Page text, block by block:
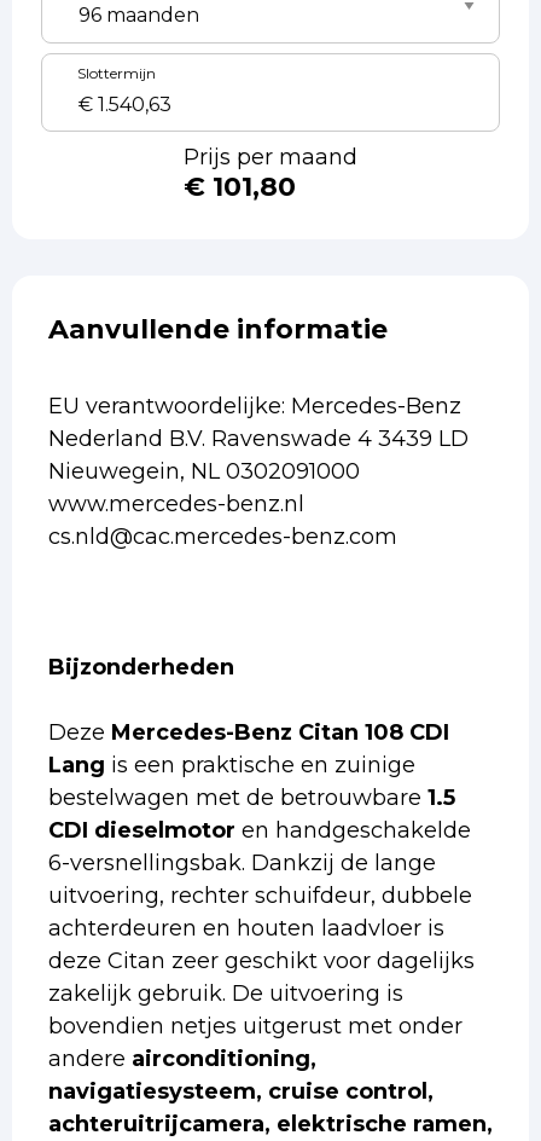
Slottermijn
Prijs per maand
€ 101,80
Aanvullende informatie
EU verantwoordelijke: Mercedes-Benz
Nederland B.V. Ravenswade 4 3439 LD
Nieuwegein, NL 0302091000
www.mercedes-benz.nl
cs.nld@cac.mercedes-benz.com
Bijzonderheden
Deze Mercedes-Benz Citan 108 CDI
Lang is een praktische en zuinige
bestelwagen met de betrouwbare 1.5
CDI dieselmotor en handgeschakelde
6-versnellingsbak. Dankzij de lange
uitvoering, rechter schuifdeur, dubbele
achterdeuren en houten laadvloer is
deze Citan zeer geschikt voor dagelijks
zakelijk gebruik. De uitvoering is
bovendien netjes uitgerust met onder
andere airconditioning,
navigatiesysteem, cruise control,
achteruitrijcamera, elektrische ramen,